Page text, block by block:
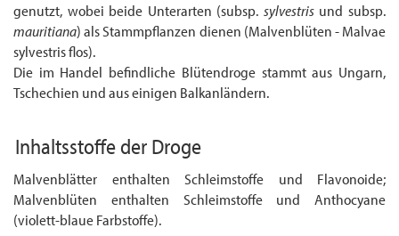
genutzt, wobei beide Unterarten (subsp. sylvestrisund subsp.
mauritiana) als Stammpflanzen dienen (Malvenblüten - Malvae
sylvestris flos).
Die im Handel befindliche Blütendroge stammt aus Ungarn,
Tschechien und aus einigen Balkanländern.
Inhaltsstoffe der Droge
Malvenblätter enthalten Schleimstoffe und Flavonoide;
Malvenblüten enthalten Schleimstoffe und Anthocyane
(violett-blaue Farbstoffe).